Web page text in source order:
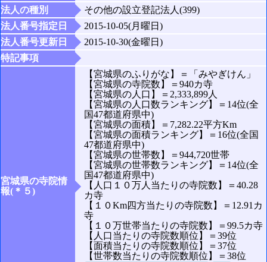
法人の種別
その他の設立登記法人(399)
法人番号指定日
2015-10-05(月曜日)
法人番号更新日
2015-10-30(金曜日)
特記事項
宮城県の寺院情
報(＊５)
【宮城県のふりがな】＝「みやぎけん」
【宮城県の寺院数】＝940カ寺
【宮城県の人口】＝2,333,899人
【宮城県の人口数ランキング】＝14位(全
国47都道府県中)
【宮城県の面積】＝7,282.22平方Km
【宮城県の面積ランキング】＝16位(全国
47都道府県中)
【宮城県の世帯数】＝944,720世帯
【宮城県の世帯数ランキング】＝14位(全
国47都道府県中)
【人口１０万人当たりの寺院数】＝40.28
カ寺
【１０Km四方当たりの寺院数】＝12.91カ
寺
【１０万世帯当たりの寺院数】＝99.5カ寺
【人口当たりの寺院数順位】＝39位
【面積当たりの寺院数順位】＝37位
【世帯数当たりの寺院数順位】＝38位